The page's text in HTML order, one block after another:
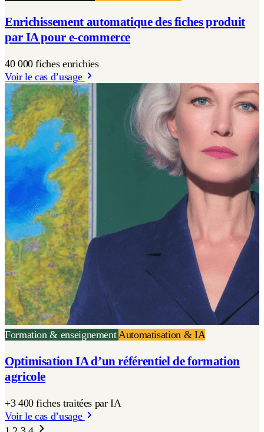
Enrichissement automatique des fiches produit
par IA pour e-commerce
40 000 fiches enrichies
Voir le cas d’usage
Formation & enseignementAutomatisation & IA
Optimisation IA d’un référentiel de formation
agricole
+3 400 fiches traitées par IA
Voir le cas d’usage